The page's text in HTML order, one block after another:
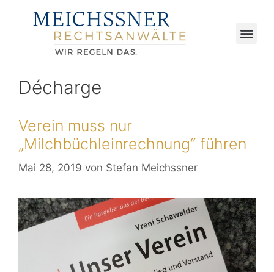
Décharge
Verein muss nur
„Milchbüchleinrechnung“ führen
Mai 28, 2019 von Stefan Meichssner